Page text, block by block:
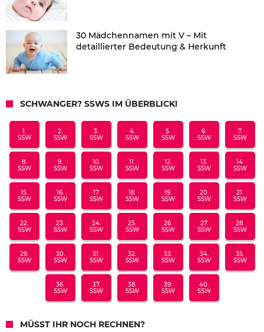
30 Mädchennamen mit V – Mit
detaillierter Bedeutung & Herkunft
SCHWANGER? SSWS IM ÜBERBLICK!
1.
SSW
2.
SSW
3.
SSW
4.
SSW
5.
SSW
6.
SSW
7.
SSW
8.
SSW
9.
SSW
10.
SSW
11.
SSW
12.
SSW
13.
SSW
14.
SSW
15.
SSW
16.
SSW
17.
SSW
18.
SSW
19.
SSW
20.
SSW
21.
SSW
22.
SSW
23.
SSW
24.
SSW
25.
SSW
26.
SSW
27.
SSW
28.
SSW
29.
SSW
30.
SSW
31.
SSW
32.
SSW
33.
SSW
34.
SSW
35.
SSW
36.
SSW
37.
SSW
38.
SSW
39.
SSW
40.
SSW
MÜSST IHR NOCH RECHNEN?